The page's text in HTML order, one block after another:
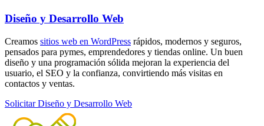
Diseño y Desarrollo Web
Creamos sitios web en WordPress rápidos, modernos y seguros,
pensados para pymes, emprendedores y tiendas online. Un buen
diseño y una programación sólida mejoran la experiencia del
usuario, el SEO y la confianza, convirtiendo más visitas en
contactos y ventas.
Solicitar Diseño y Desarrollo Web